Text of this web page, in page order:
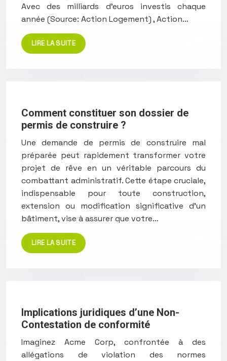
Avec des milliards d’euros investis chaque
année (Source: Action Logement) , Action…
LIRE LA SUITE
Comment constituer son dossier de
permis de construire ?
Une demande de permis de construire mal
préparée peut rapidement transformer votre
projet de rêve en un véritable parcours du
combattant administratif. Cette étape cruciale,
indispensable pour toute construction,
extension ou modification significative d’un
bâtiment, vise à assurer que votre…
LIRE LA SUITE
Implications juridiques d’une Non-
Contestation de conformité
Imaginez Acme Corp, confrontée à des
allégations de violation des normes